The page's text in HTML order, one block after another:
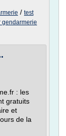
/ test
gendarmerie
: les
gratuits
et
de la